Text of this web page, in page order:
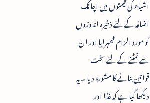
اشیاء کی قیمتوں میں اچانک
اضافہ کے لئے ذخیرہ اندوزوں
کو مورد الزام ٹھہرایا اور ان
سے نمٹنے کے لئے سخت
قوانین بنانے کا مشورہ دیا ۔ یہ
دیکھا گیا ہے کہ غذا اور